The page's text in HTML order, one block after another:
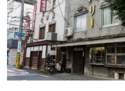
つながる・支援する
会員募集
会員紹介
マッチング掲示板